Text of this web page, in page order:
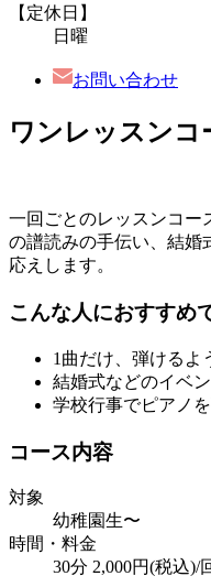
【定休日】
日曜
お問い合わせ
ワンレッスンコ
一回ごとのレッスンコー
の譜読みの手伝い、結
応えします。
こんな人におすすめ
1曲だけ、弾けるよ
結婚式などのイベ
学校行事でピアノ
コース内容
対象
幼稚園生〜
時間・料金
30分 2,000円(税込)/